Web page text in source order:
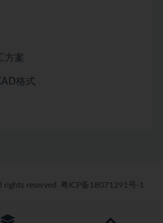
方案
格式
rights reserved 粤ICP备18071291号-1